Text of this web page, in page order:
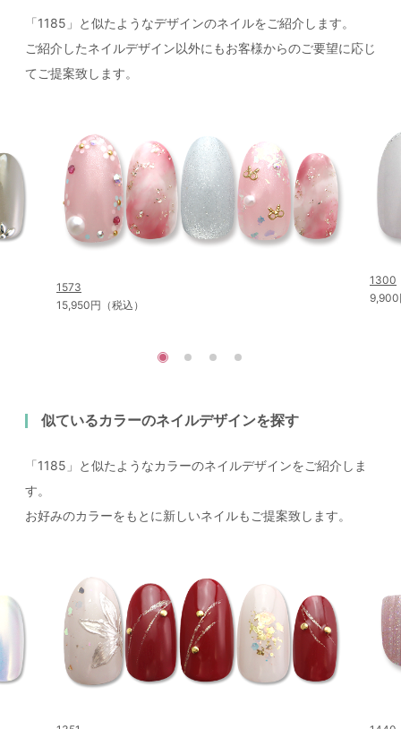
「1185」と似たようなデザインのネイルをご紹介します。
ご紹介したネイルデザイン以外にもお客様からのご要望に応じ
てご提案致します。
1573
15,950円（税込）
1300
9,900
似ているカラーのネイルデザインを探す
「1185」と似たようなカラーのネイルデザインをご紹介しま
す。
お好みのカラーをもとに新しいネイルもご提案致します。